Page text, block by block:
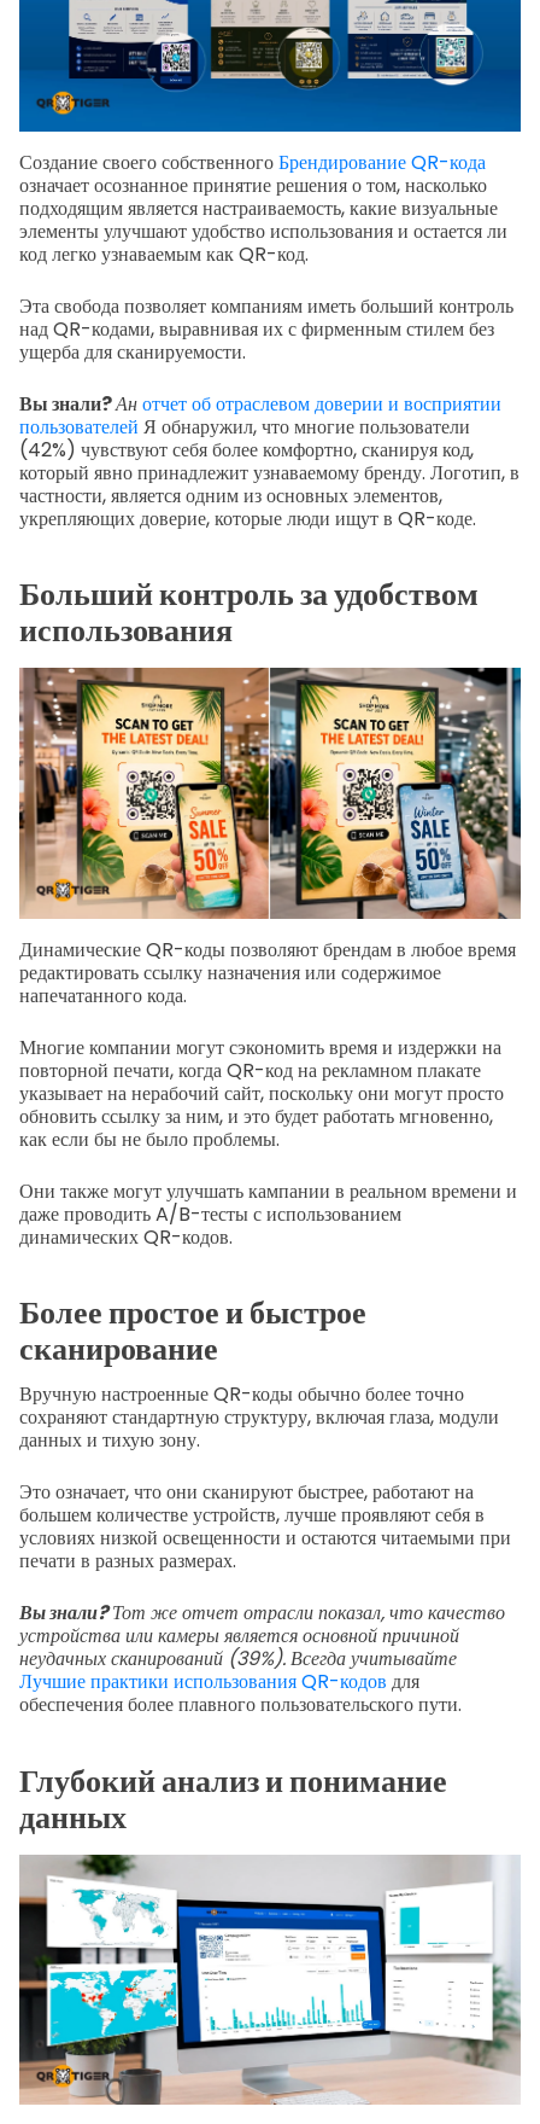
Создание своего собственногоБрендирование QR-кода
означает осознанное принятие решения о том, насколько
подходящим является настраиваемость, какие визуальные
элементы улучшают удобство использования и остается ли
код легко узнаваемым как QR-код.
Эта свобода позволяет компаниям иметь больший контроль
над QR-кодами, выравнивая их с фирменным стилем без
ущерба для сканируемости.
Вы знали?Анотчет об отраслевом доверии и восприятии
пользователей Я обнаружил, что многие пользователи
(42%) чувствуют себя более комфортно, сканируя код,
который явно принадлежит узнаваемому бренду. Логотип, в
частности, является одним из основных элементов,
укрепляющих доверие, которые люди ищут в QR-коде.
Больший контроль за удобством
использования
Динамические QR-коды позволяют брендам в любое время
редактировать ссылку назначения или содержимое
напечатанного кода.
Многие компании могут сэкономить время и издержки на
повторной печати, когда QR-код на рекламном плакате
указывает на нерабочий сайт, поскольку они могут просто
обновить ссылку за ним, и это будет работать мгновенно,
как если бы не было проблемы.
Они также могут улучшать кампании в реальном времени и
даже проводить A/B-тесты с использованием
динамических QR-кодов.
Более простое и быстрое
сканирование
Вручную настроенные QR-коды обычно более точно
сохраняют стандартную структуру, включая глаза, модули
данных и тихую зону.
Это означает, что они сканируют быстрее, работают на
большем количестве устройств, лучше проявляют себя в
условиях низкой освещенности и остаются читаемыми при
печати в разных размерах.
Вы знали?Тот же отчет отрасли показал, что качество
устройства или камеры является основной причиной
неудачных сканирований (39%). Всегда учитывайте
Лучшие практики использования QR-кодов для
обеспечения более плавного пользовательского пути.
Глубокий анализ и понимание
данных